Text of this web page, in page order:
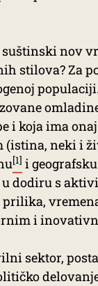
nov
stilova? Za
i koja ima
neki i
[1] i
dodiru s
i
sektor,